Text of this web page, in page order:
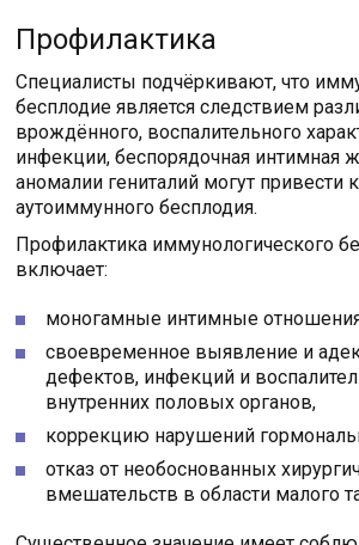
Профилактика
Специалисты подчёркивают, что
бесплодие является следствием
врождённого, воспалительного
инфекции, беспорядочная интимная
аномалии гениталий могут привести
аутоиммунного бесплодия.
Профилактика иммунологического
включает:
моногамные интимные
своевременное выявление и
дефектов, инфекций и
внутренних половых органов,
коррекцию нарушений
отказ от необоснованных
вмешательств в области малого